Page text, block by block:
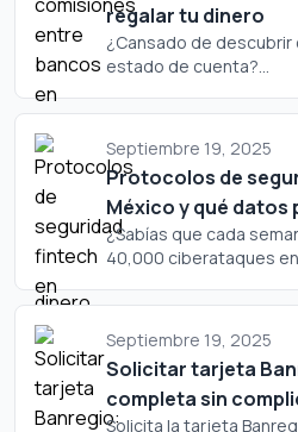
regalar tu dinero
¿Cansado de
estado de cuenta?...
Septiembre 19, 2025
Protocolos de
México y qué datos
¿Sabías que cada
40,000 ciberataques
Septiembre 19, 2025
Solicitar tarjeta
completa sin
Solicita la tarjeta